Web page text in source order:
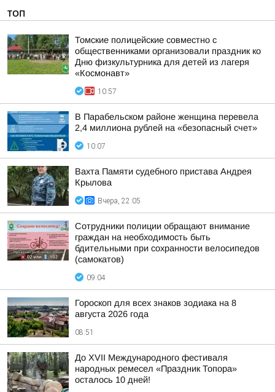
ТОП
Томские полицейские совместно с
общественниками организовали праздник ко
Дню физкультурника для детей из лагеря
«Космонавт»
10:57
В Парабельском районе женщина перевела
2,4 миллиона рублей на «безопасный счет»
10:07
Вахта Памяти судебного пристава Андрея
Крылова
Вчера, 22:05
Сотрудники полиции обращают внимание
граждан на необходимость быть
бдительными при сохранности велосипедов
(самокатов)
09:04
Гороскоп для всех знаков зодиака на 8
августа 2026 года
08:51
До XVII Международного фестиваля
народных ремесел «Праздник Топора»
осталось 10 дней!